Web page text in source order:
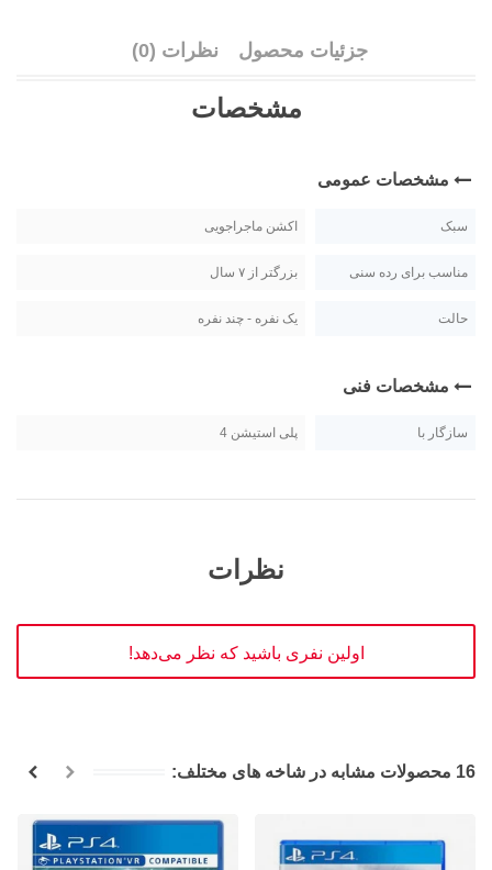
جزئیات محصول نظرات (0)
مشخصات
مشخصات عمومی
سبک اکشن ماجراجویی
مناسب برای رده سنی بزرگتر از ۷ سال
حالت یک نفره - چند نفره
مشخصات فنی
سازگار با پلی استیشن 4
نظرات
اولین نفری باشید که نظر می‌دهد!
16 محصولات مشابه در شاخه های مختلف: